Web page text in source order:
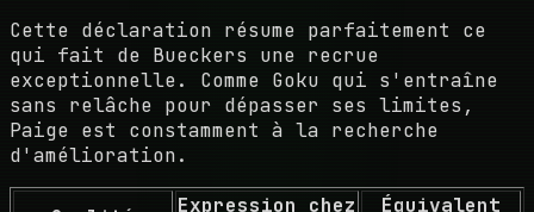
Cette déclaration résume parfaitement ce
qui fait de Bueckers une recrue
exceptionnelle. Comme Goku qui s'entraîne
sans relâche pour dépasser ses limites,
Paige est constamment à la recherche
d'amélioration.
Expression chez
Équivalent